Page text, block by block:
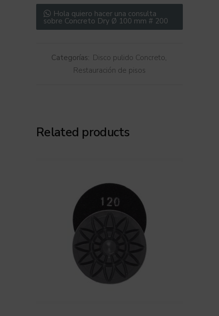
Hola quiero hacer una consulta
sobre Concreto Dry Ø 100 mm # 200
Categorías: Disco pulido Concreto,
Restauración de pisos
Related products